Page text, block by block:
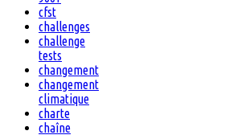
cfst
challenges
challenge
tests
changement
changement
climatique
charte
chaîne